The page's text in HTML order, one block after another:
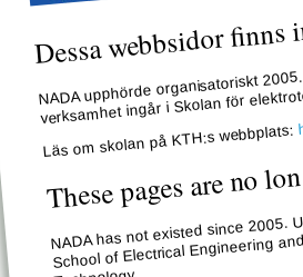
Dessa webbsidor
NADA upphörde organisatoriskt
verksamhet ingår i Skolan för
Läs om skolan på KTH:s webbplats:
These pages are no
NADA has not existed since
School of Electrical Engineering